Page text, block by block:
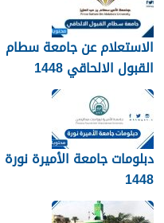
الاستعلام عن جامعة سطام
القبول الالحاقي 1448
دبلومات جامعة الأميرة نورة
1448